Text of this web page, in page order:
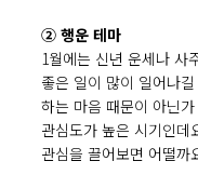
② 행운 테마
1월에는 신년 운세나 사
좋은 일이 많이 일어나
하는 마음 때문이 아닌
관심도가 높은 시기인데
관심을 끌어보면 어떨까